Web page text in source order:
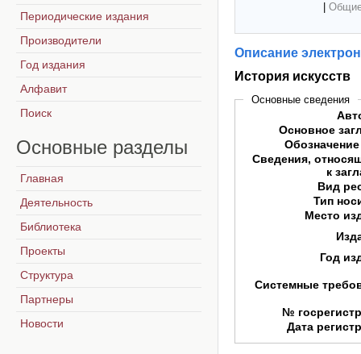
Описание
История искусств
Основные сведения
Основное
Сведения,
к
Вид
Тип
Место
Год
Системные
№
Дата
Периодические издания
Производители
Год издания
Алфавит
Поиск
Основные разделы
Главная
Деятельность
Библиотека
Проекты
Структура
Партнеры
Новости